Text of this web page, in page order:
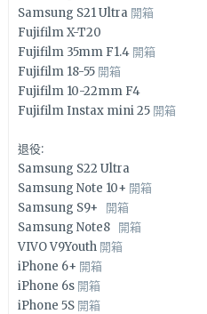
Samsung S21 Ultra 開箱
Fujifilm X-T20
Fujifilm 35mm F1.4 開箱
Fujifilm 18-55 開箱
Fujifilm 10-22mm F4
Fujifilm Instax mini 25 開箱
退役:
Samsung S22 Ultra
Samsung Note 10+ 開箱
Samsung S9+ 開箱
Samsung Note8 開箱
VIVO V9Youth 開箱
iPhone 6+ 開箱
iPhone 6s 開箱
iPhone 5S 開箱